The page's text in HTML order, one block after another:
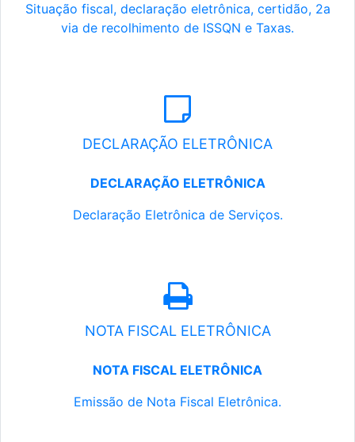
Situação fiscal, declaração eletrônica, certidão, 2a
via de recolhimento de ISSQN e Taxas.
DECLARAÇÃO ELETRÔNICA
DECLARAÇÃO ELETRÔNICA
Declaração Eletrônica de Serviços.
NOTA FISCAL ELETRÔNICA
NOTA FISCAL ELETRÔNICA
Emissão de Nota Fiscal Eletrônica.